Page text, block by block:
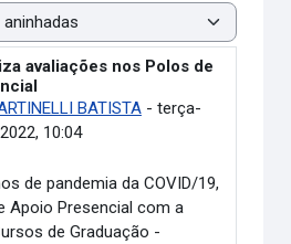
avaliações nos Polos de
BATISTA- terça-
10:04
0
de pandemia da COVID/19,
Apoio Presencial com a
de Graduação -